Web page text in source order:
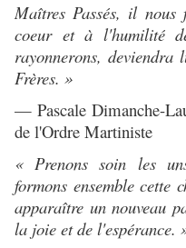
Maîtres Passés, il
coeur et à l'humilité
rayonnerons, deviendra
Frères. »
— Pascale Dimanche-
de l'Ordre Martiniste
« Prenons soin les
formons ensemble
apparaître un nouveau
la joie et de l'espérance.